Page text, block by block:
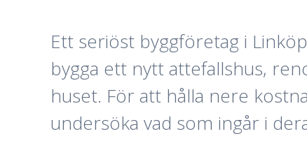
Ett seriöst byggföretag i
bygga ett nytt attefallshus,
huset. För att hålla nere
undersöka vad som ingår i